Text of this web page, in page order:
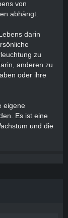
von
abhängt.
darin
zu
anderen zu
oder ihre
eigene
Es ist eine
und die